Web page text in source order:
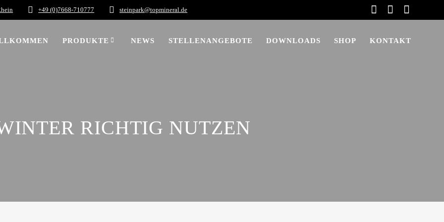
+49 (0)7668-710777 steinpark@topmineral.de
PRODUKTE NEWS STELLENANGEBOTE DOWNLOADS SHOP KONTAKT
RICHTIG NUTZEN